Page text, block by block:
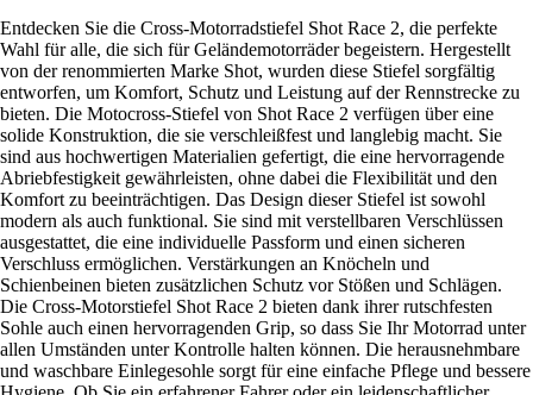
Entdecken Sie die Cross-Motorradstiefel Shot Race 2, die perfekte
Wahl für alle, die sich für Geländemotorräder begeistern. Hergestellt
von der renommierten Marke Shot, wurden diese Stiefel sorgfältig
entworfen, um Komfort, Schutz und Leistung auf der Rennstrecke zu
bieten. Die Motocross-Stiefel von Shot Race 2 verfügen über eine
solide Konstruktion, die sie verschleißfest und langlebig macht. Sie
sind aus hochwertigen Materialien gefertigt, die eine hervorragende
Abriebfestigkeit gewährleisten, ohne dabei die Flexibilität und den
Komfort zu beeinträchtigen. Das Design dieser Stiefel ist sowohl
modern als auch funktional. Sie sind mit verstellbaren Verschlüssen
ausgestattet, die eine individuelle Passform und einen sicheren
Verschluss ermöglichen. Verstärkungen an Knöcheln und
Schienbeinen bieten zusätzlichen Schutz vor Stößen und Schlägen.
Die Cross-Motorstiefel Shot Race 2 bieten dank ihrer rutschfesten
Sohle auch einen hervorragenden Grip, so dass Sie Ihr Motorrad unter
allen Umständen unter Kontrolle halten können. Die herausnehmbare
und waschbare Einlegesohle sorgt für eine einfache Pflege und bessere